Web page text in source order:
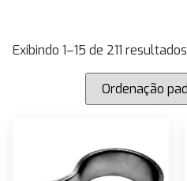
Exibindo 1–15 de 211 resultados